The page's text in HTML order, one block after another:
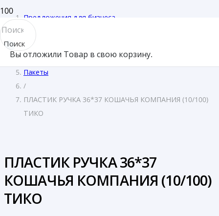
Поиск
товара
Вы отложили Товар в свою корзину.
Предложения для бизнеса
Магазины
/
Пакеты
/
ПЛАСТИК РУЧКА 36*37 КОШАЧЬЯ КОМПАНИЯ (10/100)
ТИКО
ПЛАСТИК РУЧКА 36*37
КОШАЧЬЯ КОМПАНИЯ (10/100)
ТИКО